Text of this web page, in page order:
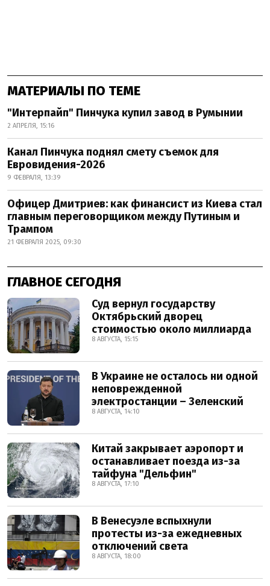
МАТЕРИАЛЫ ПО ТЕМЕ
"Интерпайп" Пинчука купил завод в Румынии
2 АПРЕЛЯ, 15:16
Канал Пинчука поднял смету съемок для
Евровидения-2026
9 ФЕВРАЛЯ, 13:39
Офицер Дмитриев: как финансист из Киева стал
главным переговорщиком между Путиным и
Трампом
21 ФЕВРАЛЯ 2025, 09:30
ГЛАВНОЕ СЕГОДНЯ
Суд вернул государству
Октябрьский дворец
стоимостью около миллиарда
8 АВГУСТА, 15:15
В Украине не осталось ни одной
неповрежденной
электростанции – Зеленский
8 АВГУСТА, 14:10
Китай закрывает аэропорт и
останавливает поезда из-за
тайфуна "Дельфин"
8 АВГУСТА, 17:10
В Венесуэле вспыхнули
протесты из-за ежедневных
отключений света
8 АВГУСТА, 18:00